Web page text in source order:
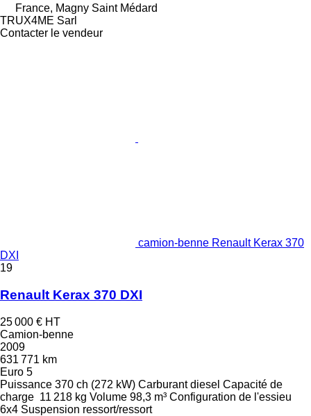
France, Magny Saint Médard
TRUX4ME Sarl
Contacter le vendeur
camion-benne Renault Kerax 370
DXI
19
Renault Kerax 370 DXI
25 000 € HT
Camion-benne
2009
631 771 km
Euro 5
Puissance 370 ch (272 kW) Carburant diesel Capacité de
charge 11 218 kg Volume 98,3 m³ Configuration de l'essieu
6x4 Suspension ressort/ressort